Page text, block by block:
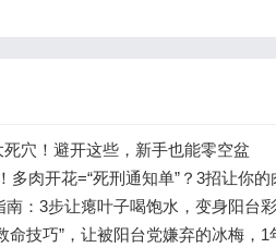
死穴！避开这些，新手也能零空盆
多肉开花=“死刑通知单”？3招让你的
南：3步让瘪叶子喝饱水，变身阳台
命技巧”，让被阳台党嫌弃的冰梅，1